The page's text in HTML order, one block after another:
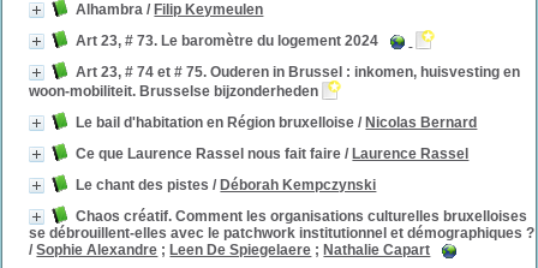
Alhambra / Filip Keymeulen
Art 23, # 73. Le baromètre du logement 2024
Art 23, # 74 et # 75. Ouderen in Brussel : inkomen, huisvesting en
woon-mobiliteit. Brusselse bijzonderheden
Le bail d'habitation en Région bruxelloise / Nicolas Bernard
Ce que Laurence Rassel nous fait faire / Laurence Rassel
Le chant des pistes / Déborah Kempczynski
Chaos créatif. Comment les organisations culturelles bruxelloises
se débrouillent-elles avec le patchwork institutionnel et démographiques ?
/Sophie Alexandre ; Leen De Spiegelaere ; Nathalie Capart